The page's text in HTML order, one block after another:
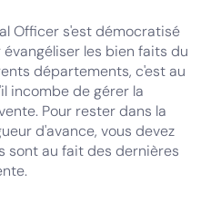
Officer s'est démocratisé
les bien faits du
départements, c'est au
incombe de gérer la
Pour rester dans la
d'avance, vous devez
sont au fait des dernières